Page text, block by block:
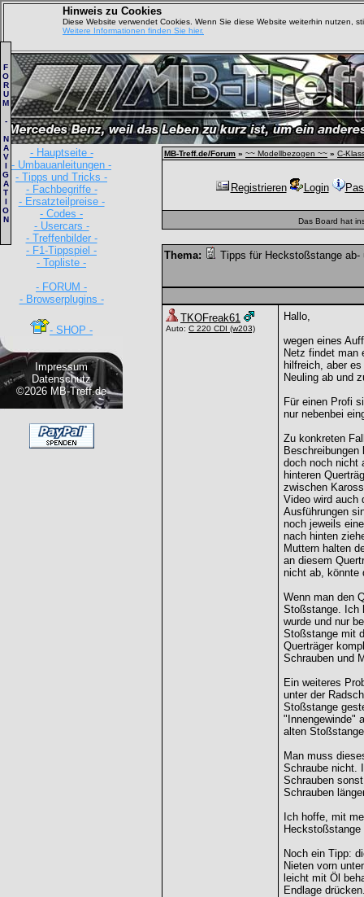
Hinweis zu Cookies
Diese Website verwendet Cookies. Wenn Sie diese Website weiterhin nutzen,
Weitere Informationen finden Sie hier.
- Hauptseite -
- Umbauanleitungen -
- Tipps und Tricks -
- Fachbegriffe -
- Ersatzteilpreise -
- Codes -
- Usercars -
- Treffenbilder -
- F1-Tippspiel -
- Topliste -
- FORUM -
- Browserplugins -
- SHOP -
Impressum
Datenschutz
©2026 MB-Treff.de
F
O
R
U
M
-
N
A
V
I
G
A
T
I
O
N
MB-Treff.de/Forum » ~~ Modellbezogen ~~ » C-
Registrieren Login
Das Board hat
Thema: Tipps für Heckstoßstange ab-
TKOFreak61
Auto: C 220 CDI (w203)
Hallo,
wegen eines
Netz findet man
hilfreich, aber
Neuling ab und
Für einen Profi
nur nebenbei
Zu konkreten
doch noch nicht
hinteren
zwischen
Video wird auch
Ausführungen
noch jeweils
nach hinten
Muttern halten
an diesem
nicht ab, könnte
Wenn man den
Stoßstange. Ich
wurde und nur
Stoßstange mit
Querträger
Schrauben und
Ein weiteres
unter der
Stoßstange
"Innengewinde"
alten
Man muss
Schraube nicht.
Schrauben
Schrauben
Ich hoffe, mit
Heckstoßstange
Noch ein Tipp:
Nieten vorn
leicht mit Öl
Endlage